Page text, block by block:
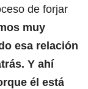
de forjar
muy
esa relación
Y ahí
él está